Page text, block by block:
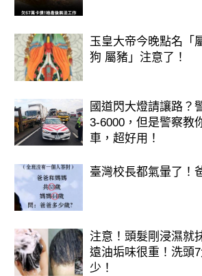
玉皇大帝今晚點名「
狗 屬豬」注意了！
國道閃大燈請讓路？
3-6000，但是警察教
車，超好用！
臺灣校長都氣暈了！
注意！頭髮剛浸濕就
遠油垢味很重！洗頭
少！